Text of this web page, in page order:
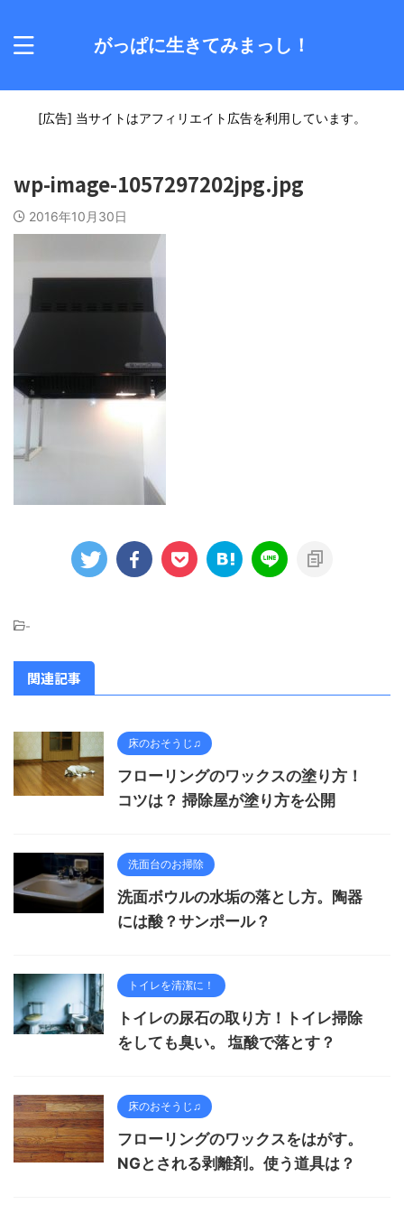
がっぱに生きてみまっし！
[広告] 当サイトはアフィリエイト広告を利用しています。
wp-image-1057297202jpg.jpg
2016年10月30日
-
関連記事
床のおそうじ♫
フローリングのワックスの塗り方！
コツは？ 掃除屋が塗り方を公開
洗面台のお掃除
洗面ボウルの水垢の落とし方。陶器
には酸？サンポール？
トイレを清潔に！
トイレの尿石の取り方！トイレ掃除
をしても臭い。 塩酸で落とす？
床のおそうじ♫
フローリングのワックスをはがす。
NGとされる剥離剤。使う道具は？